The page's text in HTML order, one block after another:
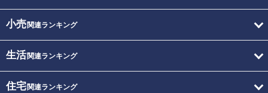
小売関連ランキング
生活関連ランキング
住宅関連ランキング